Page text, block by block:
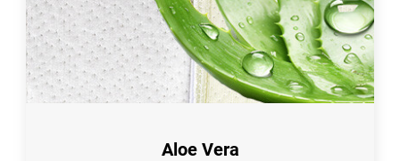
Aloe Vera